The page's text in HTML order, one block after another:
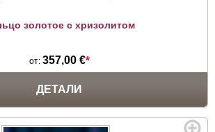
золотое с хризолитом
от: 357,00 €*
ДЕТАЛИ